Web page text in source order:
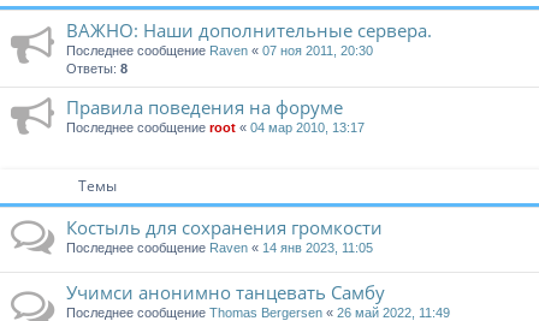
ВАЖНО: Наши дополнительные сервера.
Последнее сообщение Raven « 07 ноя 2011, 20:30
Ответы: 8
Правила поведения на форуме
Последнее сообщение root « 04 мар 2010, 13:17
Темы
Костыль для сохранения громкости
Последнее сообщение Raven « 14 янв 2023, 11:05
Учимси анонимно танцевать Самбу
Последнее сообщение Thomas Bergersen « 26 май 2022, 11:49